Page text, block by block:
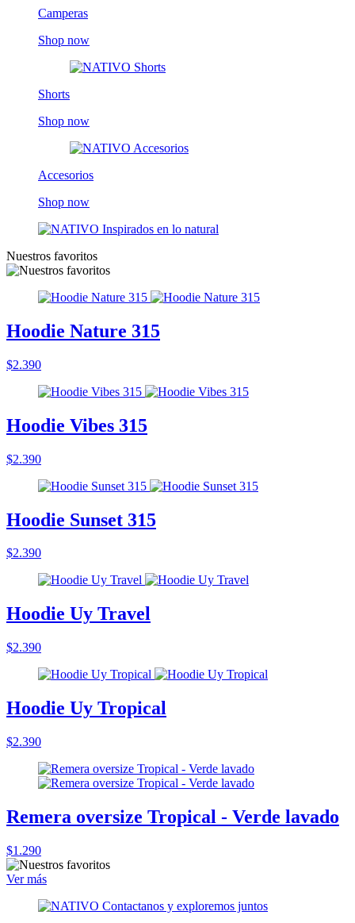
Camperas
Shop now
Shorts
Shop now
Accesorios
Shop now
Nuestros favoritos
Hoodie Nature 315
$2.390
Hoodie Vibes 315
$2.390
Hoodie Sunset 315
$2.390
Hoodie Uy Travel
$2.390
Hoodie Uy Tropical
$2.390
Remera oversize Tropical - Verde lavado
$1.290
Ver más